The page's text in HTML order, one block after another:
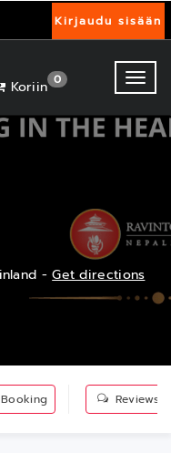
Kirjaudu sisään
Koriin0
-Get directions
Reviews